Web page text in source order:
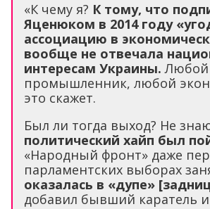
«К чему я? К тому, что
Яценюком в 2014 году
ассоциацию в
вообще не отвечала
интересам Украины. Любой
промышленник, любой
это скажет.
Был ли тогда выход? Не
политический хайп был
«Народный фронт» даже
парламентских выборах
оказалась в «дупе»
добавил бывший каратель